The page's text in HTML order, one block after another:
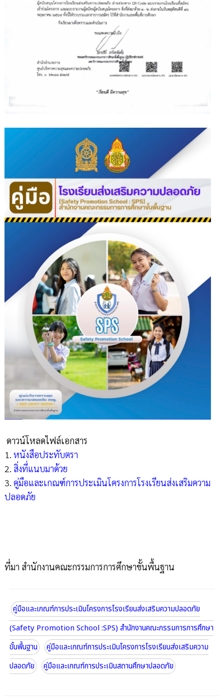
ดาวน์โหลดไฟล์เอกสาร
1. หนังสือประทับตรา
2. สิ่งที่แนบมาด้วย
3. คู่มือและเกณฑ์การประเมินโครงการโรงเรียนส่งเสริมความ
ปลอดภัย
ที่มา สำนักงานคณะกรรมการการศึกษาขั้นพื้นฐาน
คู่มือและเกณฑ์การประเมินโครงการโรงเรียนส่งเสริมความปลอดภัย
(Safety Promotion School :SPS) สำนักงานคณะกรรมการการศึกษา
ขั้นพื้นฐาน
คู่มือและเกณฑ์การประเมินโครงการโรงเรียนส่งเสริมความ
ปลอดภัย
คู่มือและเกณฑ์การประเมินสถานศึกษาปลอดภัย